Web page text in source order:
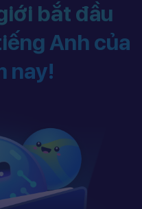
bắt đầu
Anh của
nay!